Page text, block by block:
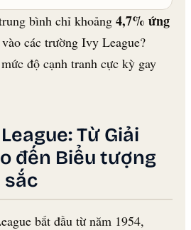
bình chỉ khoảng 4,7% ứng
các trường Ivy League?
độ cạnh tranh cực kỳ gay
Từ Giải
đến Biểu tượng
sắc
bắt đầu từ năm 1954,